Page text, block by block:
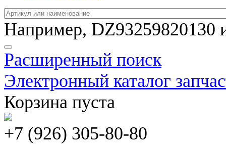
Например, DZ93259820130
Расширенный поиск
Электронный каталог
Корзина пуста
+7 (926) 305-80-80